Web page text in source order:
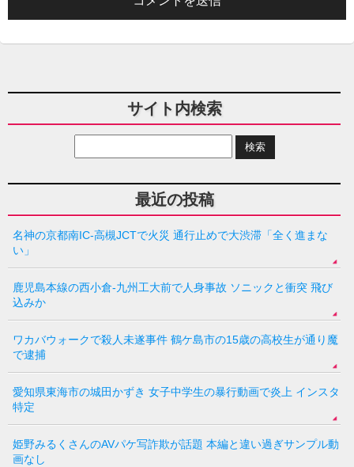
サイト内検索
最近の投稿
名神の京都南IC-高槻JCTで火災 通行止めで大渋滞「全く進まな
い」
鹿児島本線の西小倉-九州工大前で人身事故 ソニックと衝突 飛び
込みか
ワカバウォークで殺人未遂事件 鶴ケ島市の15歳の高校生が通り魔
で逮捕
愛知県東海市の城田かずき 女子中学生の暴行動画で炎上 インスタ
特定
姫野みるくさんのAVパケ写詐欺が話題 本編と違い過ぎサンプル動
画なし